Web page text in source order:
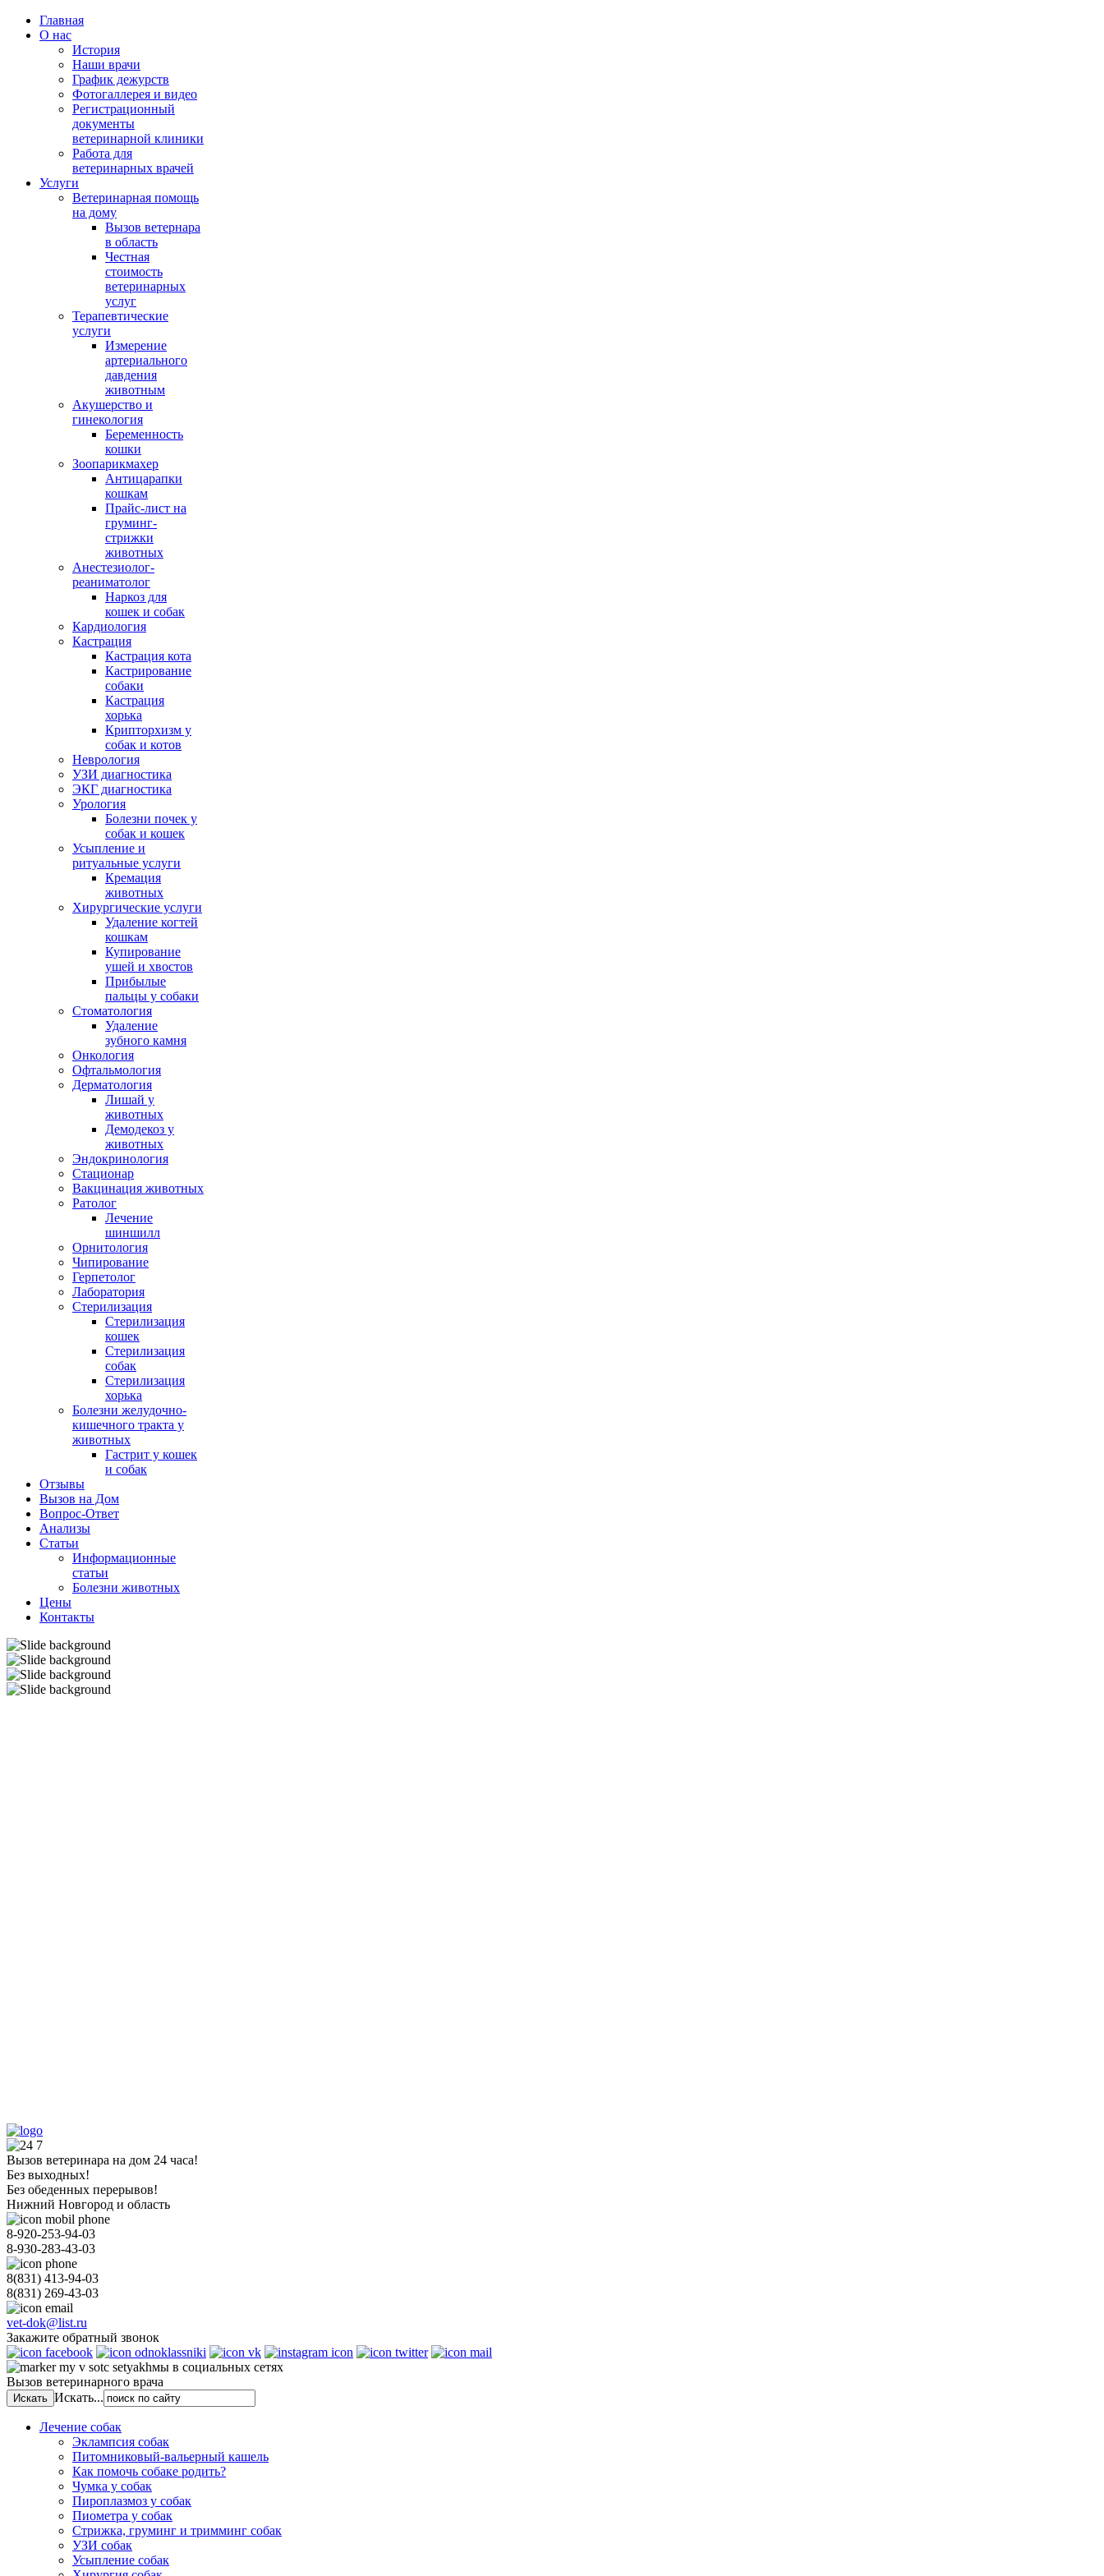
Главная
О нас
История
Наши врачи
График дежурств
Фотогаллерея и видео
Регистрационный
документы
ветеринарной клиники
Работа для
ветеринарных врачей
Услуги
Ветеринарная помощь
на дому
Вызов ветернара
в область
Честная
стоимость
ветеринарных
услуг
Терапевтические
услуги
Измерение
артериального
давдения
животным
Акушерство и
гинекология
Беременность
кошки
Зоопарикмахер
Антицарапки
кошкам
Прайс-лист на
груминг-
стрижки
животных
Анестезиолог-
реаниматолог
Наркоз для
кошек и собак
Кардиология
Кастрация
Кастрация кота
Кастрирование
собаки
Кастрация
хорька
Крипторхизм у
собак и котов
Неврология
УЗИ диагностика
ЭКГ диагностика
Урология
Болезни почек у
собак и кошек
Усыпление и
ритуальные услуги
Кремация
животных
Хирургические услуги
Удаление когтей
кошкам
Купирование
ушей и хвостов
Прибылые
пальцы у собаки
Стоматология
Удаление
зубного камня
Онкология
Офтальмология
Дерматология
Лишай у
животных
Демодекоз у
животных
Эндокринология
Стационар
Вакцинация животных
Ратолог
Лечение
шиншилл
Орнитология
Чипирование
Герпетолог
Лаборатория
Стерилизация
Стерилизация
кошек
Стерилизация
собак
Стерилизация
хорька
Болезни желудочно-
кишечного тракта у
животных
Гастрит у кошек
и собак
Отзывы
Вызов на Дом
Вопрос-Ответ
Анализы
Cтатьи
Информационные
статьи
Болезни животных
Цены
Контакты
Вызов ветеринара на дом 24 часа!
Без выходных!
Без обеденных перерывов!
Нижний Новгород и область
8-920-253-94-03
8-930-283-43-03
8(831) 413-94-03
8(831) 269-43-03
vet-dok@list.ru
Закажите обратный звонок
мы в социальных сетях
Вызов ветеринарного врача
Искать...
Лечение собак
Эклампсия собак
Питомниковый-вальерный кашель
Как помочь собаке родить?
Чумка у собак
Пироплазмоз у собак
Пиометра у собак
Стрижка, груминг и тримминг собак
УЗИ собак
Усыпление собак